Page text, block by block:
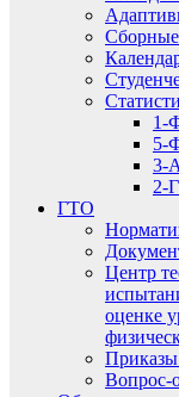
1-
5-
3-
2-
ГТО
Центр
оценке
Вопрос-